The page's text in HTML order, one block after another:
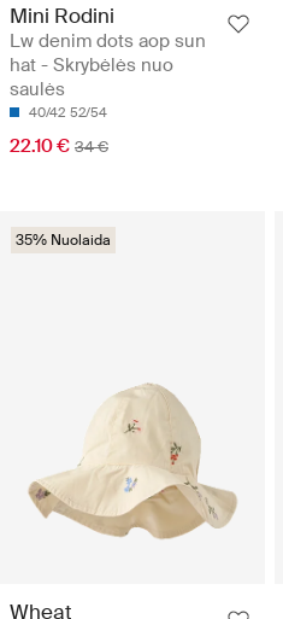
Mini Rodini
Lw denim dots aop sun
hat - Skrybėlės nuo
saulės
40/42 52/54
22.10 € 34 €
35% Nuolaida
Wheat